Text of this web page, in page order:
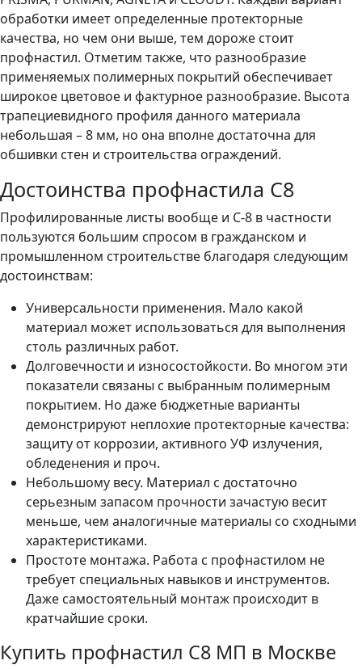
обработки имеет определенные протекторные
качества, но чем они выше, тем дороже стоит
профнастил. Отметим также, что разнообразие
применяемых полимерных покрытий обеспечивает
широкое цветовое и фактурное разнообразие. Высота
трапециевидного профиля данного материала
небольшая – 8 мм, но она вполне достаточна для
обшивки стен и строительства ограждений.
Достоинства профнастила С8
Профилированные листы вообще и С-8 в частности
пользуются большим спросом в гражданском и
промышленном строительстве благодаря следующим
достоинствам:
Универсальности применения. Мало какой
материал может использоваться для выполнения
столь различных работ.
Долговечности и износостойкости. Во многом эти
показатели связаны с выбранным полимерным
покрытием. Но даже бюджетные варианты
демонстрируют неплохие протекторные качества:
защиту от коррозии, активного УФ излучения,
обледенения и проч.
Небольшому весу. Материал с достаточно
серьезным запасом прочности зачастую весит
меньше, чем аналогичные материалы со сходными
характеристиками.
Простоте монтажа. Работа с профнастилом не
требует специальных навыков и инструментов.
Даже самостоятельный монтаж происходит в
кратчайшие сроки.
Купить профнастил С8 МП в Москве